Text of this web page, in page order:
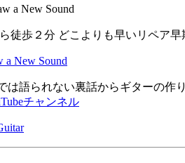
a New Sound
徒歩２分 どこよりも早いリペア
a New Sound
は語られない裏話からギターの作
チャンネル